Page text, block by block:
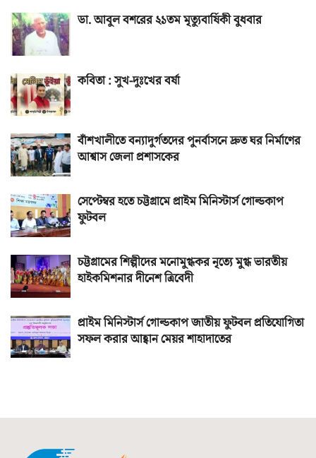
ডা. আবুল বশরের ২১তম মৃত্যুবার্ষিকী বুধবার
কবিতা : সুখ-দুঃখের বর্ষা
বাঁশখালীতে বন্যাদুর্গতদের পুনর্বাসনে দ্রুত ঘর নির্মাণের
আশ্বাস জেলা প্রশাসকের
সেপ্টেম্বর হতে চট্টগ্রামে প্রাইম মিনিস্টার্স গোল্ডকাপ
ফুটবল
চট্টগ্রামের শিল্পীদের মনোমুগ্ধকর নৃত্যে মুগ্ধ ভারতীয়
হাইকমিশনার দীনেশ ত্রিবেদী
প্রাইম মিনিস্টার্স গোল্ডকাপ জাতীয় ফুটবল প্রতিযোগিতা
সফল করার আহ্বান মেয়র শাহাদাতের